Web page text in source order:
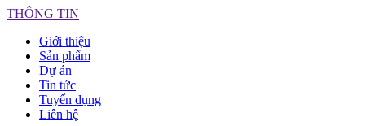
THÔNG TIN
Giới thiệu
Sản phẩm
Dự án
Tin tức
Tuyển dụng
Liên hệ